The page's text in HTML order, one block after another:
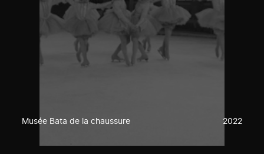
Musée Bata de la chaussure 2022